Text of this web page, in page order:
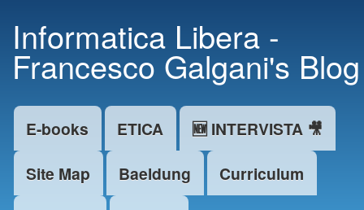
main
content
Informatica Libera -
Francesco Galgani's Blog
Main menu
E-books ETICA
🆕 INTERVISTA 🎥
Site Map
Baeldung
Curriculum